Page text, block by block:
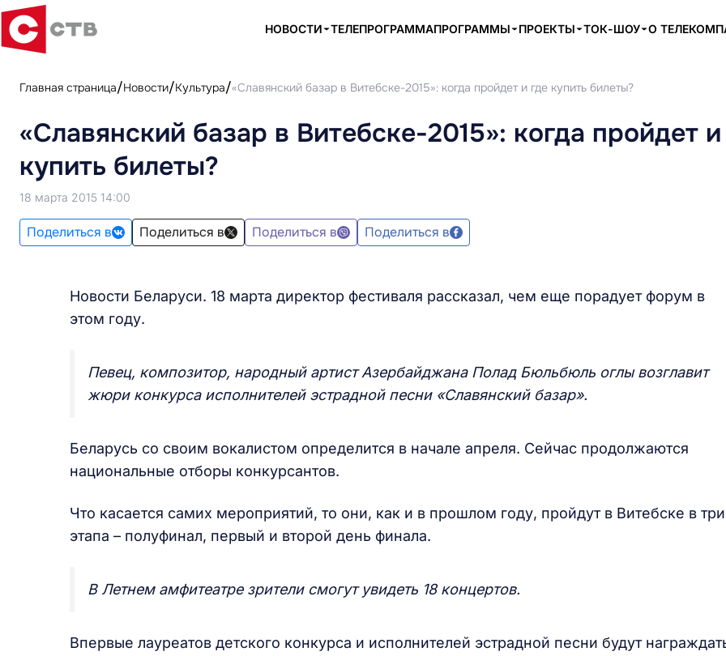
НОВОСТИ ТЕЛЕПРОГРАММАПРОГРАММЫ ПРОЕКТЫ ТОК-ШОУ О
Главная страница Новости Культура «Славянский базар в Витебске-2015»: когда пройдет и где купить билеты?
«Славянский базар в Витебске-2015»: когда пройдет и
купить билеты?
18 марта 2015 14:00
Поделиться в Поделиться в Поделиться в Поделиться в
Новости Беларуси. 18 марта директор фестиваля рассказал, чем еще порадует форум в
этом году.
Певец, композитор, народный артист Азербайджана Полад Бюльбюль оглы возглавит
жюри конкурса исполнителей эстрадной песни «Славянский базар».
Беларусь со своим вокалистом определится в начале апреля. Сейчас продолжаются
национальные отборы конкурсантов.
Что касается самих мероприятий, то они, как и в прошлом году, пройдут в Витебске в три
этапа – полуфинал, первый и второй день финала.
В Летнем амфитеатре зрители смогут увидеть 18 концертов.
Впервые лауреатов детского конкурса и исполнителей эстрадной песни будут